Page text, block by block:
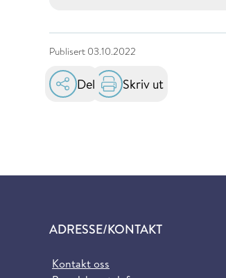
Publisert 03.10.2022
Del Skriv ut
ADRESSE/KONTAKT
Kontakt oss